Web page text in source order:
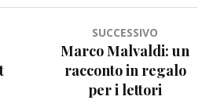
SUCCESSIVO
Marco Malvaldi: un
racconto in regalo
per i lettori